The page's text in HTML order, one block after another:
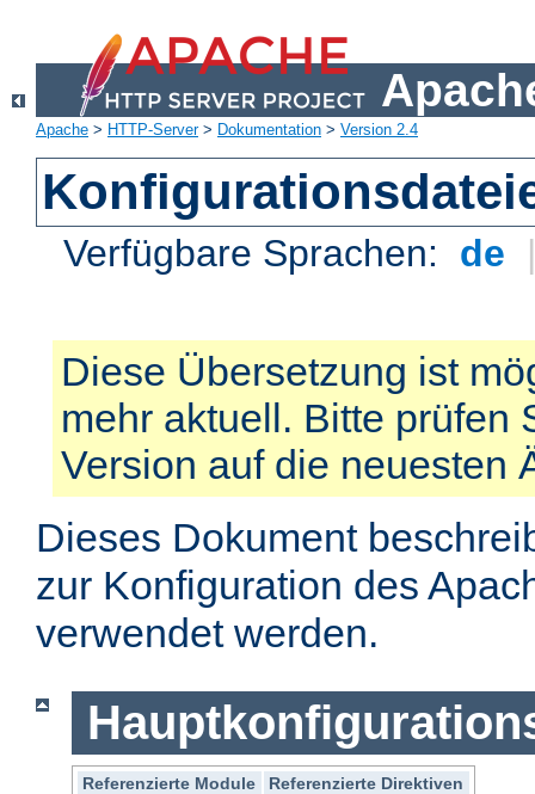
Apache > HTTP-Server> Dokumentation > Version 2.4
Verfügbare Sprachen: de
Diese Übersetzung ist
mehr aktuell. Bitte prüfen
Version auf die neuesten
Dieses Dokument
zur Konfiguration des
verwendet werden.
Referenzierte Module
Referenzierte Direktiven